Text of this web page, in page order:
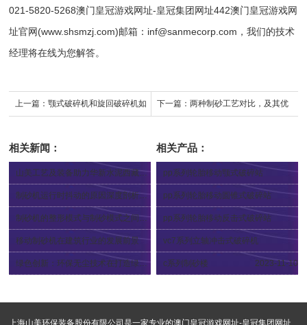
021-5820-5268澳门皇冠游戏网址-皇冠集团网址442澳门皇冠游戏网
址官网(www.shsmzj.com)邮箱： inf@sanmecorp.com ，我们的技术
经理将在线为您解答。
上一篇： 颚式破碎机和旋回破碎机如 下一篇：两种制砂工艺对比，及其优
相关新闻：
山美工艺及装备助力华新水泥西藏山南机制砂项目技改升级
2024-05-16
制砂机运行时抖动的原因深度剖析及对策
2024-04-26
制砂机的整形模式与制砂模式之间区别
2024-04-02
移动制砂机在建筑行业的发展前景
2024-03-30
绿色创新：环保无尘技术在打造绿色环保制砂生产线中的应用
相关产品：
pp系列轮胎移动颚式破碎站
2024-04-12
pp系列轮胎移动圆锥式破碎站
2024-04-12
pp系列轮胎移动反击式破碎站
2024-04-12
vc7系列立轴冲击式破碎机
2024-03-29
c系列制砂楼 2023-11-10
上海山美环保装备股份有限公司是一家专业的澳门皇冠游戏网址-皇冠集团网址